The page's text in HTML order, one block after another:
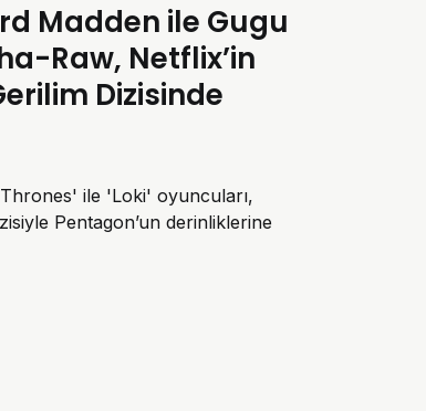
Madden ile Gugu
Raw, Netflix’in
Dizisinde
ile 'Loki' oyuncuları,
Pentagon’un derinliklerine